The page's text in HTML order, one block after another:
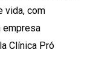
vida, com
empresa
Clínica Pró